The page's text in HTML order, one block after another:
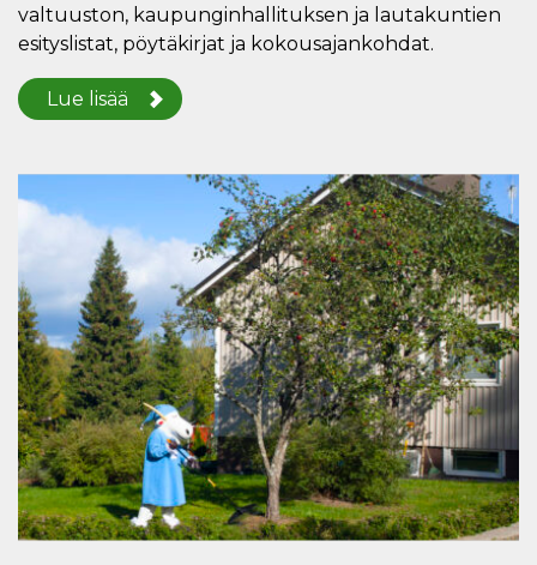
valtuuston, kaupunginhallituksen ja lautakuntien
esityslistat, pöytäkirjat ja kokousajankohdat.
Lue lisää